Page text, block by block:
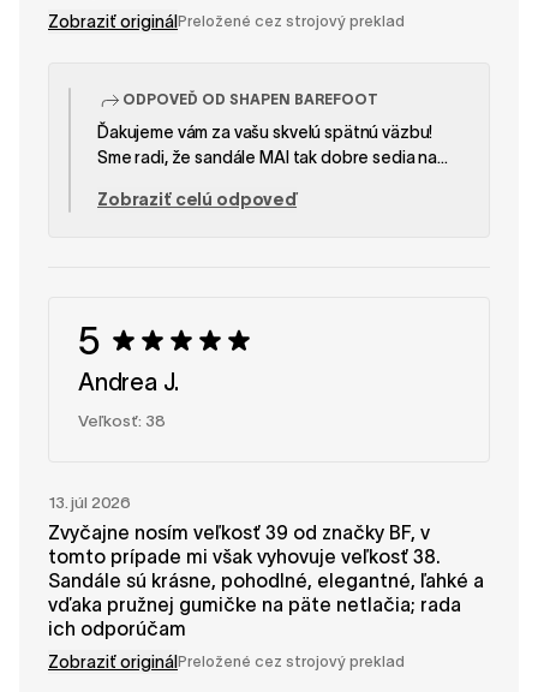
Zobraziť originálPreložené cez strojový preklad
ODPOVEĎ OD SHAPEN BAREFOOT
Ďakujeme vám za vašu skvelú spätnú väzbu!
Sme radi, že sandále MAI tak dobre sedia na
jednoduché zapínanie na zadnej strane. Vašu
Zobraziť celú odpoveď
5
Andrea J.
Veľkosť: 38
13. júl 2026
Zvyčajne nosím veľkosť 39 od značky BF, v
tomto prípade mi však vyhovuje veľkosť 38.
Sandále sú krásne, pohodlné, elegantné, ľahké a
vďaka pružnej gumičke na päte netlačia; rada
ich odporúčam
Zobraziť originálPreložené cez strojový preklad